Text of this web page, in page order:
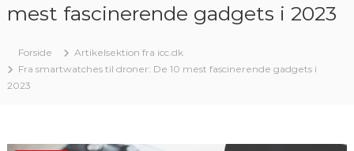
mest fascinerende gadgets i 2023
Forside
Artikelsektion fra icc.dk
Fra smartwatches til droner: De 10 mest fascinerende gadgets i
2023